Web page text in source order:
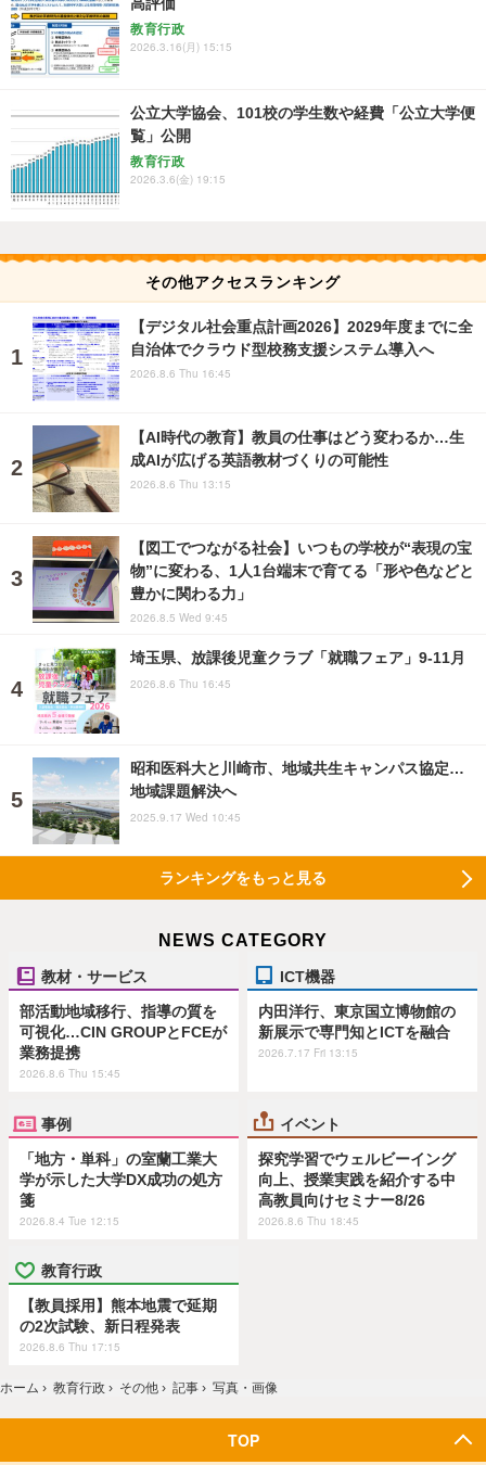
教育行政
2026.3.16(月) 15:15
公立大学協会、101校の学生数や経費「公立大学便
覧」公開
教育行政
2026.3.6(金) 19:15
その他アクセスランキング
【デジタル社会重点計画2026】2029年度までに全
自治体でクラウド型校務支援システム導入へ
2026.8.6 Thu 16:45
【AI時代の教育】教員の仕事はどう変わるか…生
成AIが広げる英語教材づくりの可能性
2026.8.6 Thu 13:15
【図工でつながる社会】いつもの学校が“表現の宝
物”に変わる、1人1台端末で育てる「形や色などと
豊かに関わる力」
2026.8.5 Wed 9:45
埼玉県、放課後児童クラブ「就職フェア」9-11月
2026.8.6 Thu 16:45
昭和医科大と川崎市、地域共生キャンパス協定…
地域課題解決へ
2025.9.17 Wed 10:45
ランキングをもっと見る
NEWS CATEGORY
教材・サービス
部活動地域移行、指導の質を
可視化…CIN GROUPとFCEが
業務提携
2026.8.6 Thu 15:45
ICT機器
内田洋行、東京国立博物館の
新展示で専門知とICTを融合
2026.7.17 Fri 13:15
事例
「地方・単科」の室蘭工業大
学が示した大学DX成功の処方
箋
2026.8.4 Tue 12:15
イベント
探究学習でウェルビーイング
向上、授業実践を紹介する中
高教員向けセミナー8/26
2026.8.6 Thu 18:45
教育行政
【教員採用】熊本地震で延期
の2次試験、新日程発表
2026.8.6 Thu 17:15
ホーム › 教育行政 › その他 › 記事 › 写真・画像
TOP